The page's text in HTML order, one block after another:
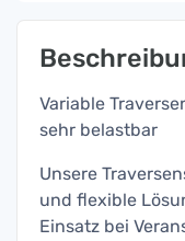
Variable
sehr belastbar
Unsere
und flexible
Einsatz bei